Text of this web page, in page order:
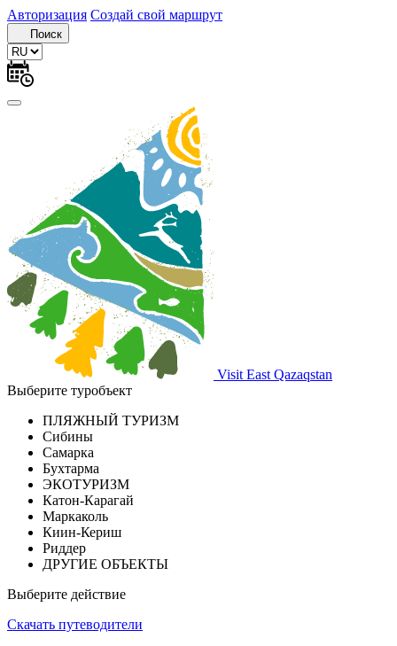
Авторизация Создай свой маршрут
Поиск
Visit East Qazaqstan
Выберите туробъект
ПЛЯЖНЫЙ ТУРИЗМ
Сибины
Самарка
Бухтарма
ЭКОТУРИЗМ
Катон-Карагай
Маркаколь
Киин-Кериш
Риддер
ДРУГИЕ ОБЪЕКТЫ
Выберите действие
Скачать путеводители